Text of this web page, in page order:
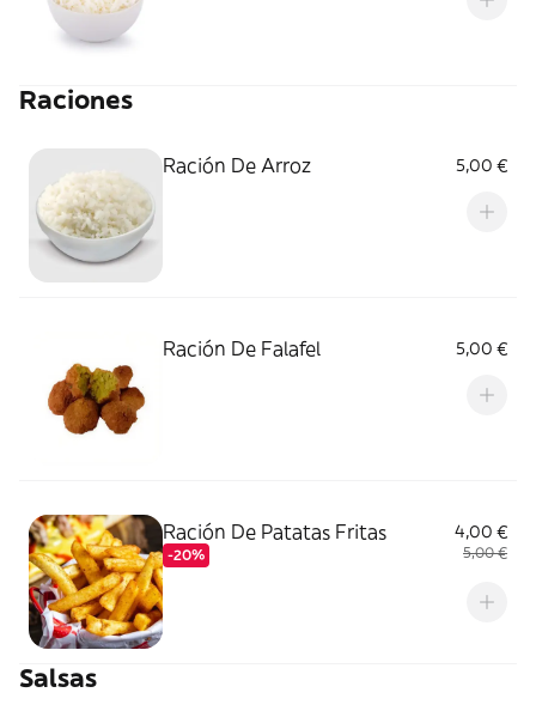
Raciones
Ración De Arroz 5,00 €
Ración De Falafel 5,00 €
Ración De Patatas Fritas
-20%
4,00 €
5,00 €
Salsas